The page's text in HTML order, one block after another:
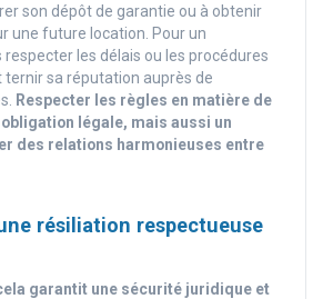
son dépôt de garantie ou à obtenir
une future location. Pour un
les délais ou les procédures
sa réputation auprès de
Respecter les règles en matière de
légale, mais aussi un
des relations harmonieuses entre
résiliation respectueuse
garantit une sécurité juridique et